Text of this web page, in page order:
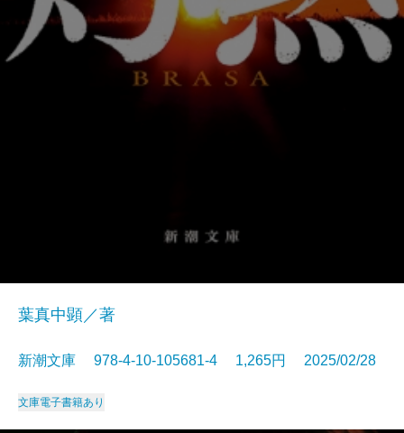
葉真中顕／著
新潮文庫 978-4-10-105681-4 1,265円 2025/02/28
文庫電子書籍あり